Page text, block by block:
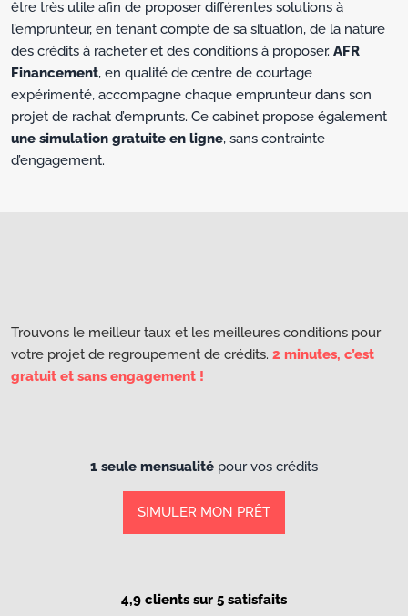
être très utile afin de proposer différentes solutions à
l’emprunteur, en tenant compte de sa situation, de la nature
des crédits à racheter et des conditions à proposer. AFR
Financement, en qualité de centre de courtage
expérimenté, accompagne chaque emprunteur dans son
projet de rachat d’emprunts. Ce cabinet propose également
une simulation gratuite en ligne, sans contrainte
d’engagement.
Trouvons le meilleur taux et les meilleures conditions pour
votre projet de regroupement de crédits. 2 minutes, c’est
gratuit et sans engagement !
1 seule mensualité pour vos crédits
SIMULER MON PRÊT
4,9 clients sur 5 satisfaits